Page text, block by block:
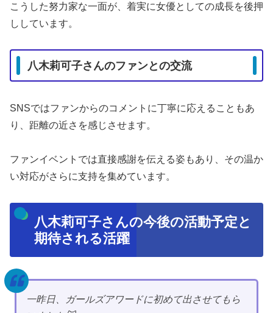
こうした努力家な一面が、着実に女優としての成長を後押
ししています。
八木莉可子さんのファンとの交流
SNSではファンからのコメントに丁寧に応えることもあ
り、距離の近さを感じさせます。
ファンイベントでは直接感謝を伝える姿もあり、その温か
い対応がさらに支持を集めています。
八木莉可子さんの今後の活動予定と
期待される活躍
一昨日、ガールズアワードに初めて出させてもら